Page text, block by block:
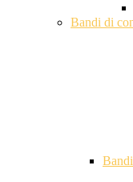
Bandi di